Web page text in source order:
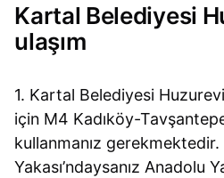
Kartal Belediyesi
ulaşım
1. Kartal Belediyesi
için M4 Kadıköy-
kullanmanız
Yakası’ndaysanız Anadolu